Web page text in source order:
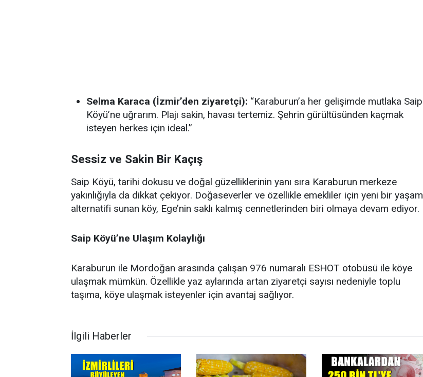
Selma Karaca (İzmir’den ziyaretçi): “Karaburun’a her gelişimde mutlaka Saip
Köyü’ne uğrarım. Plajı sakin, havası tertemiz. Şehrin gürültüsünden kaçmak
isteyen herkes için ideal.”
Sessiz ve Sakin Bir Kaçış
Saip Köyü, tarihi dokusu ve doğal güzelliklerinin yanı sıra Karaburun merkeze
yakınlığıyla da dikkat çekiyor. Doğaseverler ve özellikle emekliler için yeni bir yaşam
alternatifi sunan köy, Ege’nin saklı kalmış cennetlerinden biri olmaya devam ediyor.
Saip Köyü’ne Ulaşım Kolaylığı
Karaburun ile Mordoğan arasında çalışan 976 numaralı ESHOT otobüsü ile köye
ulaşmak mümkün. Özellikle yaz aylarında artan ziyaretçi sayısı nedeniyle toplu
taşıma, köye ulaşmak isteyenler için avantaj sağlıyor.
İlgili Haberler